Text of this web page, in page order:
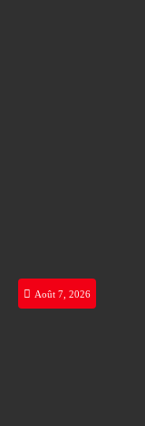
Août 7, 2026